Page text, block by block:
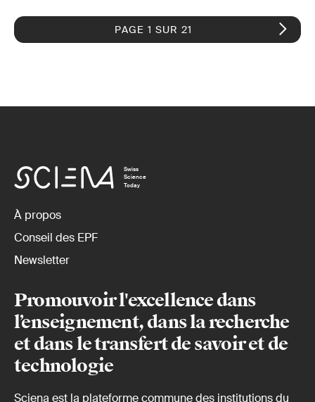
PAGE 1 SUR 21
Swiss
Science
Today
À propos
Conseil des EPF
Newsletter
Promouvoir l'excellence dans
l’enseignement, dans la recherche
et dans le transfert de savoir et de
technologie
Sciena est la plateforme commune des institutions du